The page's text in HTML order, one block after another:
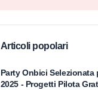
Articoli popolari
Party Onbici Selezionata
2025 - Progetti Pilota